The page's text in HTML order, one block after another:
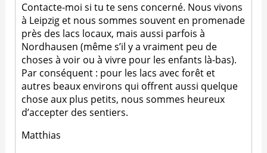
Contacte-moi si tu te sens concerné. Nous vivons
à Leipzig et nous sommes souvent en promenade
près des lacs locaux, mais aussi parfois à
Nordhausen (même s’il y a vraiment peu de
choses à voir ou à vivre pour les enfants là-bas).
Par conséquent : pour les lacs avec forêt et
autres beaux environs qui offrent aussi quelque
chose aux plus petits, nous sommes heureux
d’accepter des sentiers.
Matthias